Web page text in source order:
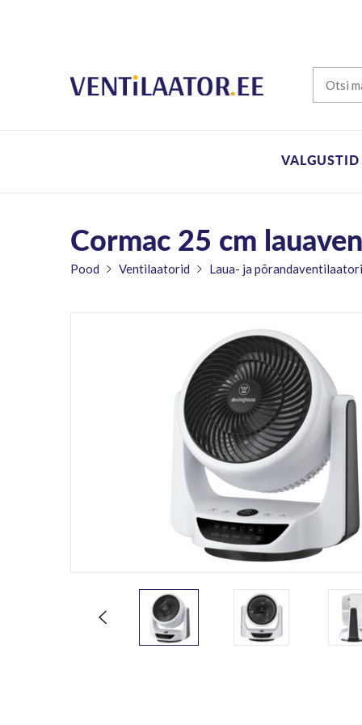
VALGUSTID
Cormac 25 cm
Pood Ventilaatorid Laua- ja